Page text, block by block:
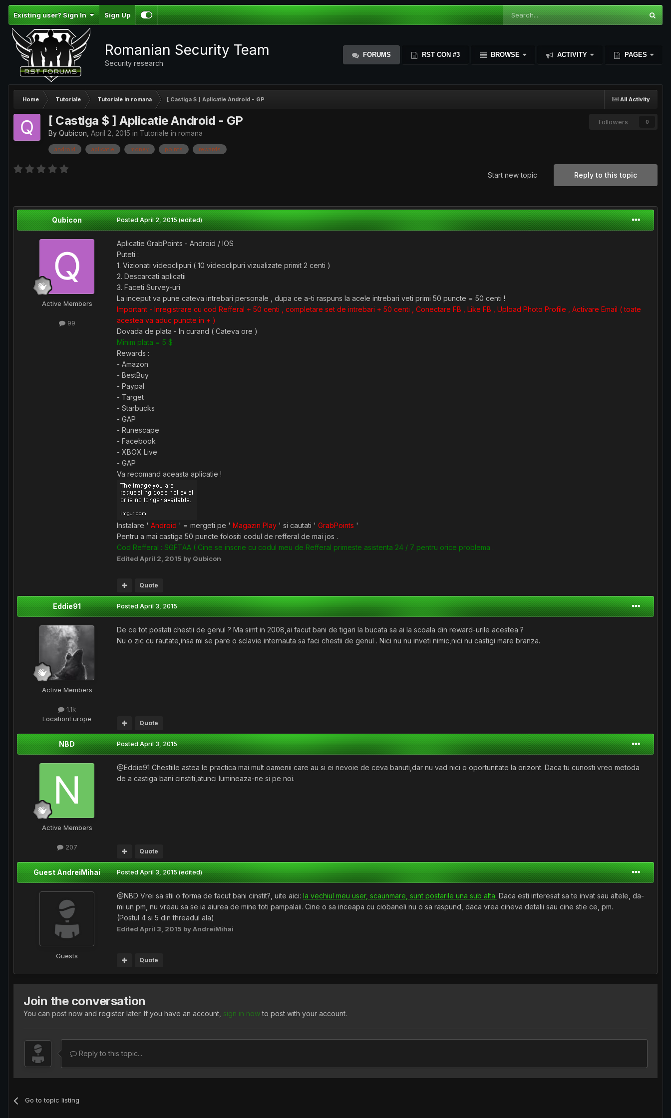
Existing user? Sign In Sign Up
Romanian Security Team
Security research
FORUMS RST CON #3 BROWSE ACTIVITY PAGES
All Activity
Home Tutoriale Tutoriale in romana [ Castiga $ ] Aplicatie Android - GP
Followers 0
[ Castiga $ ] Aplicatie Android - GP
By Qubicon April 2, 2015 in Tutoriale in romana
android aplicatie money points rewards
Reply to this topic
Start new topic
Qubicon
Active Members
99
PostedApril 2, 2015 (edited)
Aplicatie GrabPoints - Android / IOS
Puteti :
1. Vizionati videoclipuri ( 10 videoclipuri vizualizate primit 2 centi )
2. Descarcati aplicatii
3. Faceti Survey-uri
La inceput va pune cateva intrebari personale , dupa ce a-ti raspuns la acele intrebari veti primi 50 puncte = 50 centi !
Important - Inregistrare cu cod Refferal + 50 centi , completare set de intrebari + 50 centi , Conectare FB , Like FB , Upload Photo Profile , Activare Email ( toate
acestea va aduc puncte in + )
Dovada de plata - In curand ( Cateva ore )
Minim plata = 5 $
Rewards :
- Amazon
- BestBuy
- Paypal
- Target
- Starbucks
- GAP
- Runescape
- Facebook
- XBOX Live
- GAP
Va recomand aceasta aplicatie !
Instalare ' Android ' = mergeti pe ' Magazin Play ' si cautati ' GrabPoints '
Pentru a mai castiga 50 puncte folositi codul de refferal de mai jos .
Cod Refferal : SGFTAA ( Cine se inscrie cu codul meu de Refferal primeste asistenta 24 / 7 pentru orice problema .
Edited April 2, 2015 by Qubicon
Quote
Eddie91
Active Members
1.1k
LocationEurope
PostedApril 3, 2015
De ce tot postati chestii de genul ? Ma simt in 2008,ai facut bani de tigari la bucata sa ai la scoala din reward-urile acestea ?
Nu o zic cu rautate,insa mi se pare o sclavie internauta sa faci chestii de genul . Nici nu nu inveti nimic,nici nu castigi mare branza.
Quote
NBD
Active Members
207
PostedApril 3, 2015
@Eddie91 Chestiile astea le practica mai mult oamenii care au si ei nevoie de ceva banuti,dar nu vad nici o oportunitate la orizont. Daca tu cunosti vreo metoda
de a castiga bani cinstiti,atunci lumineaza-ne si pe noi.
Quote
Guest AndreiMihai
Guests
PostedApril 3, 2015 (edited)
@NBD Vrei sa stii o forma de facut bani cinstit?, uite aici: la vechiul meu user, scaunmare, sunt postarile una sub alta. Daca esti interesat sa te invat sau altele, da-
mi un pm, nu vreau sa se ia aiurea de mine toti pampalaii. Cine o sa inceapa cu ciobaneli nu o sa raspund, daca vrea cineva detalii sau cine stie ce, pm.
(Postul 4 si 5 din threadul ala)
Edited April 3, 2015 by AndreiMihai
Quote
Join the conversation
You can post now and register later. If you have an account, sign in nowto post with your account.
Reply to this topic...
Go to topic listing